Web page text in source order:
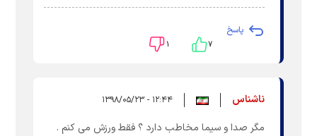
پاسخ
۷ ۱
ناشناس ۱۲:۴۴ - ۱۳۹۸/۰۵/۲۳
مگر صدا و سیما مخاطب دارد ؟ فقط ورزش می کنم .